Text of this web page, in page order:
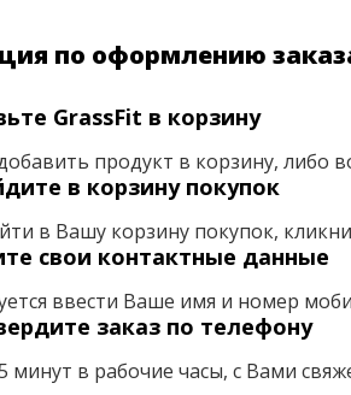
по оформлению
GrassFit в корзину
продукт в корзину, либо
в корзину покупок
в Вашу корзину покупок,
свои контактные данные
ввести Ваше имя и номер
заказ по телефону
минут в рабочие часы, с Вами